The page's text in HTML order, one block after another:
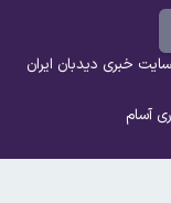
خبری دیدبان ایران
آسام